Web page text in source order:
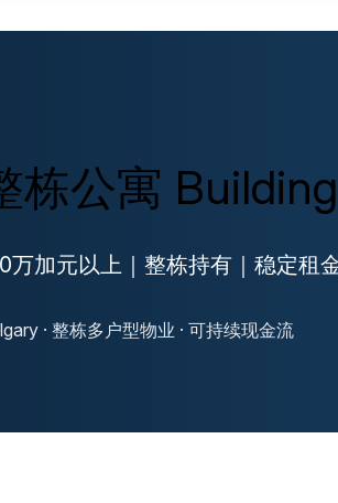
栋公寓
万加元以上｜整栋持有｜稳定租
· 整栋多户型物业 · 可持续现金流